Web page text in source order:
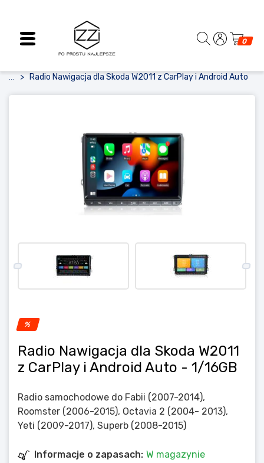
0
Radio Nawigacja dla Skoda W2011 z CarPlay i Android Auto
%
Radio Nawigacja dla Skoda W2011
z CarPlay i Android Auto - 1/16GB
Radio samochodowe do Fabii (2007-2014),
Roomster (2006-2015), Octavia 2 (2004- 2013),
Yeti (2009-2017), Superb (2008-2015)
Informacje o zapasach: W magazynie